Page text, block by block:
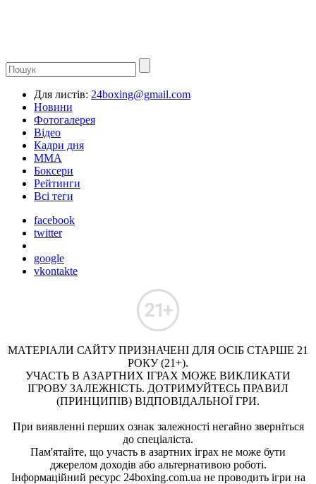
Для листів: 24boxing@gmail.com
Новини
Фотогалерея
Відео
Кадри дня
ММА
Боксери
Рейтинги
Всі теги
facebook
twitter
google
vkontakte
МАТЕРІАЛИ САЙТУ ПРИЗНАЧЕНІ ДЛЯ ОСІБ СТАРШЕ 21
РОКУ (21+).
УЧАСТЬ В АЗАРТНИХ ІГРАХ МОЖЕ ВИКЛИКАТИ
ІГРОВУ ЗАЛЕЖНІСТЬ. ДОТРИМУЙТЕСЬ ПРАВИЛ
(ПРИНЦИПІВ) ВІДПОВІДАЛЬНОЇ ГРИ.
При виявленні перших ознак залежності негайно зверніться
до спеціаліста.
Пам'ятайте, що участь в азартних іграх не може бути
джерелом доходів або альтернативою роботі.
Інформаційний ресурс 24boxing.com.ua не проводить ігри на